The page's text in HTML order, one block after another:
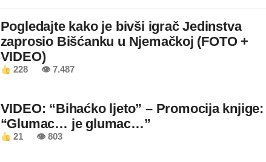
Pogledajte kako je bivši igrač Jedinstva
zaprosio Bišćanku u Njemačkoj (FOTO +
VIDEO)
228 👁 7.487
VIDEO: “Bihaćko ljeto” – Promocija knjige:
“Glumac… je glumac…”
21 👁 803